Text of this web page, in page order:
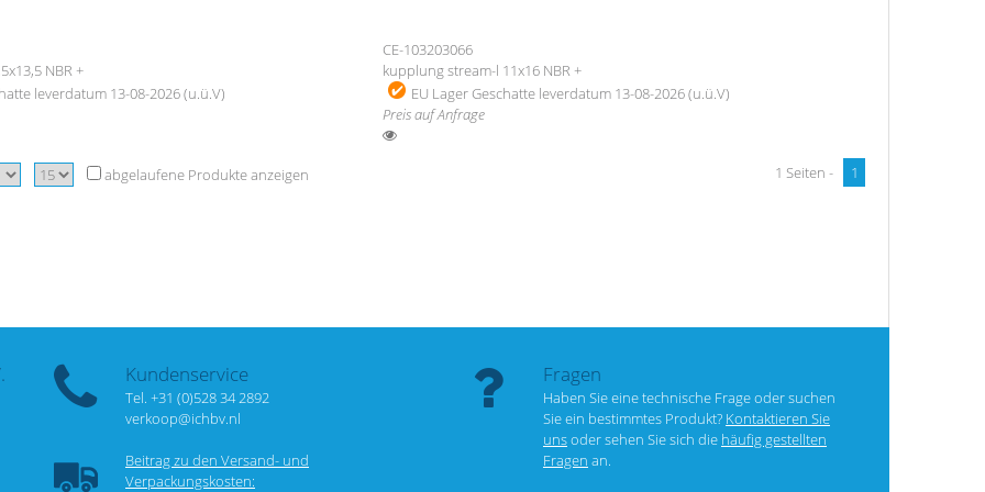
NBR +
leverdatum 13-08-2026 (u.ü.V)
CE-103203066
kupplung stream-l 11x16 NBR +
EU Lager Geschatte leverdatum 13-08-2026 (u.ü.V)
Preis auf Anfrage
abgelaufene Produkte anzeigen 1 Seiten - 1
Kundenservice
Tel. +31 (0)528 34 2892
verkoop@ichbv.nl
Beitrag zu den Versand- und
Verpackungskosten:
Fragen
Haben Sie eine technische Frage oder suchen
Sie ein bestimmtes Produkt? Kontaktieren Sie
unsoder sehen Sie sich die häufig gestellten
Fragen an.